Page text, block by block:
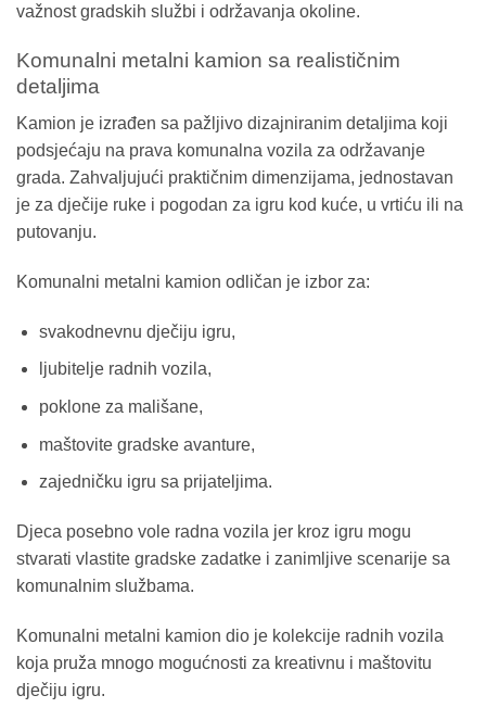
važnost gradskih službi i održavanja okoline.
Komunalni metalni kamion sa realističnim
detaljima
Kamion je izrađen sa pažljivo dizajniranim detaljima koji
podsjećaju na prava komunalna vozila za održavanje
grada. Zahvaljujući praktičnim dimenzijama, jednostavan
je za dječije ruke i pogodan za igru kod kuće, u vrtiću ili na
putovanju.
Komunalni metalni kamion odličan je izbor za:
svakodnevnu dječiju igru,
ljubitelje radnih vozila,
poklone za mališane,
maštovite gradske avanture,
zajedničku igru sa prijateljima.
Djeca posebno vole radna vozila jer kroz igru mogu
stvarati vlastite gradske zadatke i zanimljive scenarije sa
komunalnim službama.
Komunalni metalni kamion dio je kolekcije radnih vozila
koja pruža mnogo mogućnosti za kreativnu i maštovitu
dječiju igru.